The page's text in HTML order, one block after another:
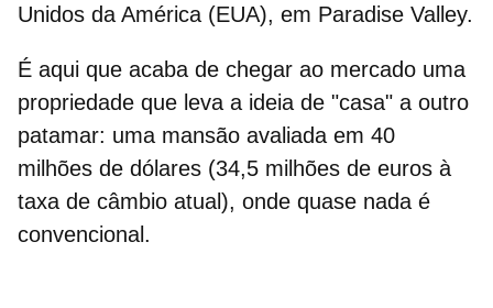
Unidos da América (EUA), em Paradise Valley.
É aqui que acaba de chegar ao mercado uma
propriedade que leva a ideia de "casa" a outro
patamar: uma mansão avaliada em 40
milhões de dólares (34,5 milhões de euros à
taxa de câmbio atual), onde quase nada é
convencional.